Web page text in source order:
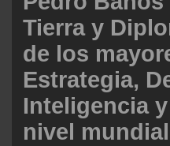
Tierra y
de los
Estrategia,
Inteligencia
nivel